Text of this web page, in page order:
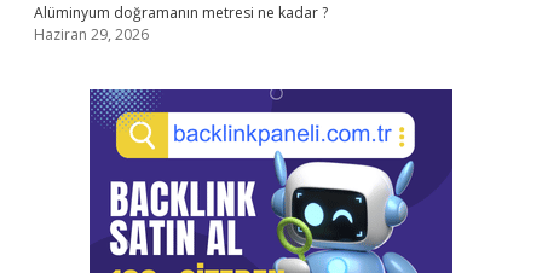
Alüminyum doğramanın metresi ne kadar ?
Haziran 29, 2026